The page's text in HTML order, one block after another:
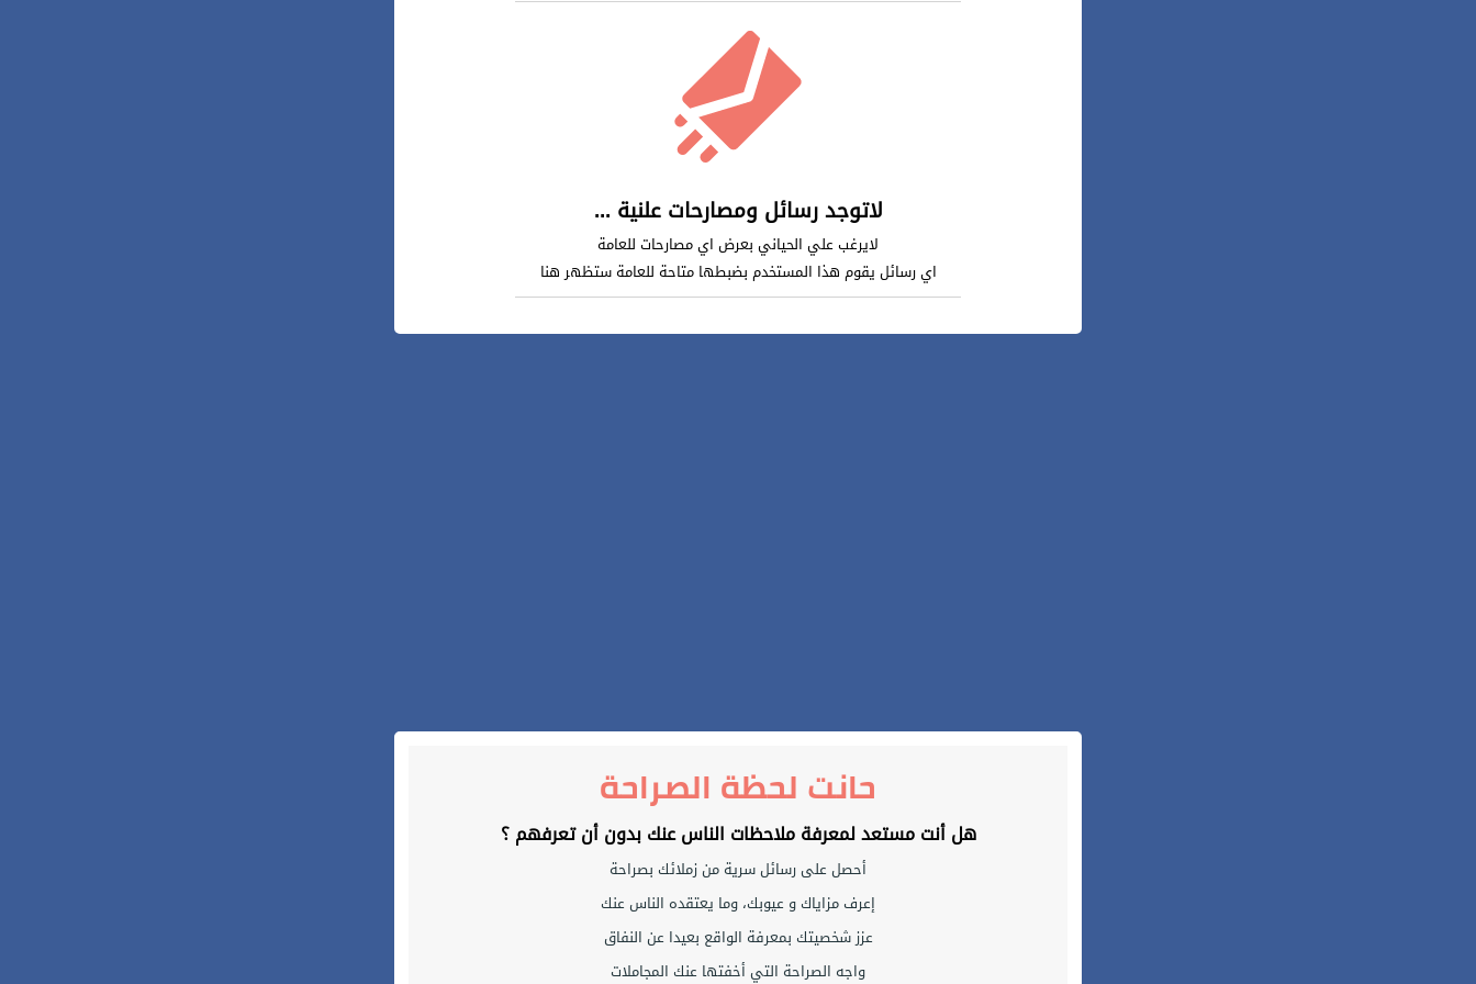
لاتوجد رسائل ومصارحات علنية ...
لايرغب علي الحياني بعرض اي مصارحات للعامة
اي رسائل يقوم هذا المستخدم بضبطها متاحة للعامة ستظهر هنا
حانت لحظة الصراحة
هل أنت مستعد لمعرفة ملاحظات الناس عنك بدون أن تعرفهم ؟
أحصل على رسائل سرية من زملائك بصراحة
إعرف مزاياك و عيوبك، وما يعتقده الناس عنك
عزز شخصيتك بمعرفة الواقع بعيدا عن النفاق
واجه الصراحة التي أخفتها عنك المجاملات